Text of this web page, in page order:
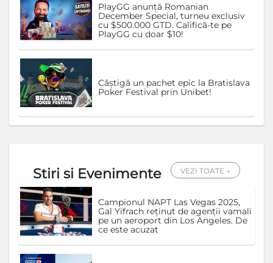
PlayGG anunță Romanian
December Special, turneu exclusiv
cu $500.000 GTD. Califică-te pe
PlayGG cu doar $10!
Câștigă un pachet epic la Bratislava
Poker Festival prin Unibet!
Stiri si Evenimente VEZI TOATE →
Campionul NAPT Las Vegas 2025,
Gal Yifrach reținut de agenții vamali
pe un aeroport din Los Angeles. De
ce este acuzat